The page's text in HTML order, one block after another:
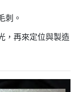
刺。
，再來定位與製造